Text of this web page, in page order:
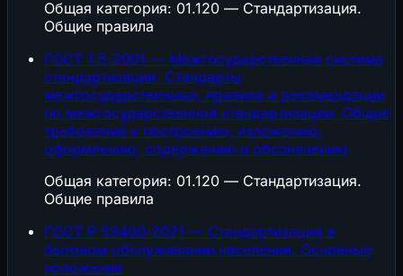
Общая категория: 01.120 — Стандартизация.
Общие правила
ГОСТ 1.5-2001 — Межгосударственная система
стандартизации. Стандарты
межгосударственные, правила и рекомендации
по межгосударственной стандартизации. Общие
требования к построению, изложению,
оформлению, содержанию и обозначению
Общая категория: 01.120 — Стандартизация.
Общие правила
ГОСТ Р 59400-2021 — Стандартизация в
бытовом обслуживании населения. Основные
положения